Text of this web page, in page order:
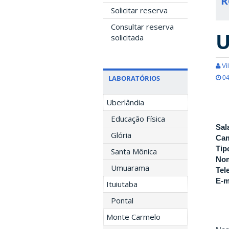
Solicitar reserva
Consultar reserva
solicitada
LABORATÓRIOS
Uberlândia
Educação Física
Glória
Santa Mônica
Umuarama
Ituiutaba
Pontal
Monte Carmelo
E-